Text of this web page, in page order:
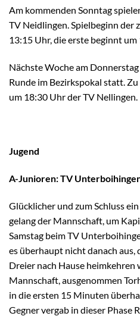
Am kommenden Sonntag
TV Neidlingen. Spielbeginn der
13:15 Uhr, die erste beginnt um
Nächste Woche am
Runde im Bezirkspokal statt.
um 18:30 Uhr der TV Nellingen.
Jugend
A-Junioren: TV
Glücklicher und zum Schluss
gelang der Mannschaft, um
Samstag beim TV
es überhaupt nicht danach aus,
Dreier nach Hause
Mannschaft, ausgenommen
in die ersten 15 Minuten
Gegner vergab in dieser Phase